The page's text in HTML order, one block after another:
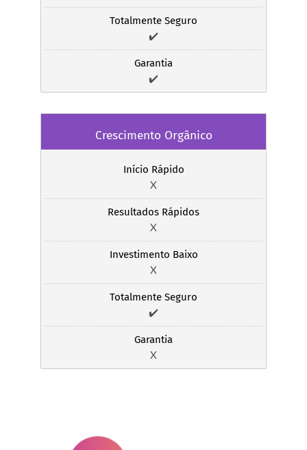
Totalmente Seguro
✔️
Garantia
✔️
Crescimento Orgânico
Início Rápido
X
Resultados Rápidos
X
Investimento Baixo
X
Totalmente Seguro
✔️
Garantia
X